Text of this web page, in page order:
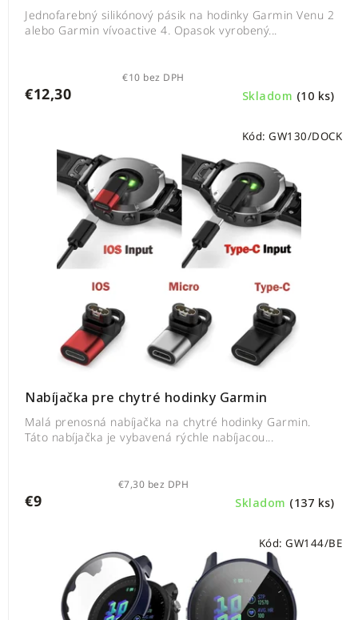
Skladom (10 ks)
€10 bez DPH
€12,30
Jednofarebný silikónový pásik na hodinky Garmin Venu 2
alebo Garmin vívoactive 4. Opasok vyrobený...
Nabíjačka pre chytré hodinky Garmin
Skladom (137 ks)
€7,30 bez DPH
€9
Malá prenosná nabíjačka na chytré hodinky Garmin.
Táto nabíjačka je vybavená rýchle nabíjacou...
Kód: GW130/DOCK
Kód: GW144/BE